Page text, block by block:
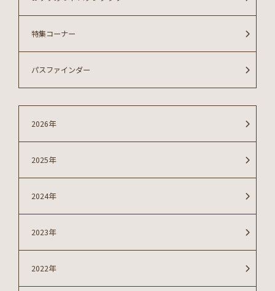
特集コーナー
パスファインダー
2026年
2025年
2024年
2023年
2022年